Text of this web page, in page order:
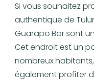
Si vous souhaitez
authentique de
Guarapo Bar sont
Cet endroit est un
nombreux
également profiter